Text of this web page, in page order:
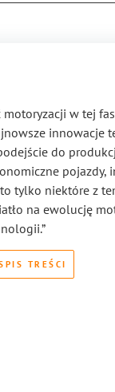
motoryzacji w tej
innowacje
do
pojazdy,
tylko niektóre z
na ewolucję
TREŚCI